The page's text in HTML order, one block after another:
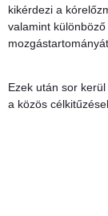
kikérdezi a
valamint
Ezek után sor
a közös